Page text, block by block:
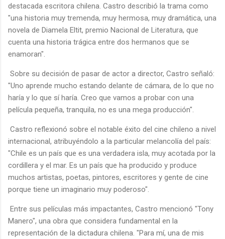
destacada escritora chilena. Castro describió la trama como
"una historia muy tremenda, muy hermosa, muy dramática, una
novela de Diamela Eltit, premio Nacional de Literatura, que
cuenta una historia trágica entre dos hermanos que se
enamoran".
Sobre su decisión de pasar de actor a director, Castro señaló:
"Uno aprende mucho estando delante de cámara, de lo que no
haría y lo que sí haría. Creo que vamos a probar con una
película pequeña, tranquila, no es una mega producción".
Castro reflexionó sobre el notable éxito del cine chileno a nivel
internacional, atribuyéndolo a la particular melancolía del país:
"Chile es un país que es una verdadera isla, muy acotada por la
cordillera y el mar. Es un país que ha producido y produce
muchos artistas, poetas, pintores, escritores y gente de cine
porque tiene un imaginario muy poderoso".
Entre sus películas más impactantes, Castro mencionó "Tony
Manero", una obra que considera fundamental en la
representación de la dictadura chilena. "Para mí, una de mis